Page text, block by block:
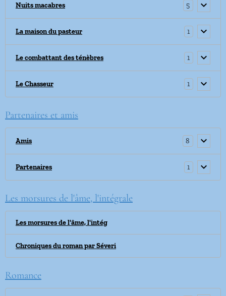
Nuits macabres 5
La maison du pasteur 1
Le combattant des ténèbres 1
Le Chasseur 1
Partenaires et amis
Amis 8
Partenaires 1
Les morsures de l'âme, l'intégrale
Les morsures de l'âme, l'intég
Chroniques du roman par Séveri
Romance